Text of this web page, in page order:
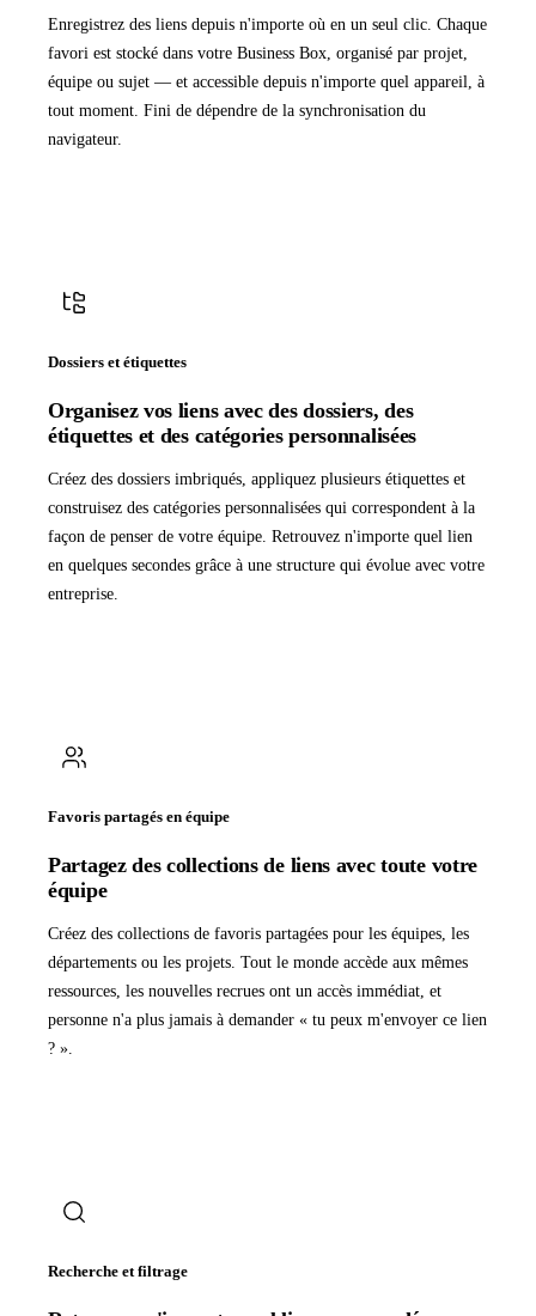
Enregistrez des liens depuis n'importe où en un seul clic. Chaque
favori est stocké dans votre Business Box, organisé par projet,
équipe ou sujet — et accessible depuis n'importe quel appareil, à
tout moment. Fini de dépendre de la synchronisation du
navigateur.
Dossiers et étiquettes
Organisez vos liens avec des dossiers, des
étiquettes et des catégories personnalisées
Créez des dossiers imbriqués, appliquez plusieurs étiquettes et
construisez des catégories personnalisées qui correspondent à la
façon de penser de votre équipe. Retrouvez n'importe quel lien
en quelques secondes grâce à une structure qui évolue avec votre
entreprise.
Favoris partagés en équipe
Partagez des collections de liens avec toute votre
équipe
Créez des collections de favoris partagées pour les équipes, les
départements ou les projets. Tout le monde accède aux mêmes
ressources, les nouvelles recrues ont un accès immédiat, et
personne n'a plus jamais à demander « tu peux m'envoyer ce lien
? ».
Recherche et filtrage